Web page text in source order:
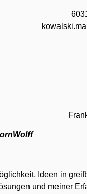
Ideen in
und meiner